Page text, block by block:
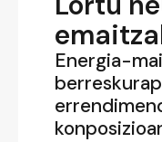
Energia-